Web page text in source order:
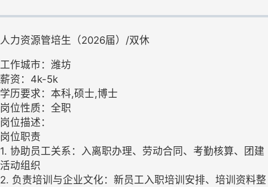
人力资源管培生（2026届）/双休
工作城市：潍坊
薪资：4k-5k
学历要求：本科,硕士,博士
岗位性质：全职
岗位描述：
岗位职责
1. 协助员工关系：入离职办理、劳动合同、考勤核算、团建
活动组织
2. 负责培训与企业文化：新员工入职培训安排、培训资料整